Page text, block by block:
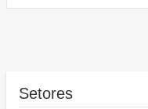
Setores